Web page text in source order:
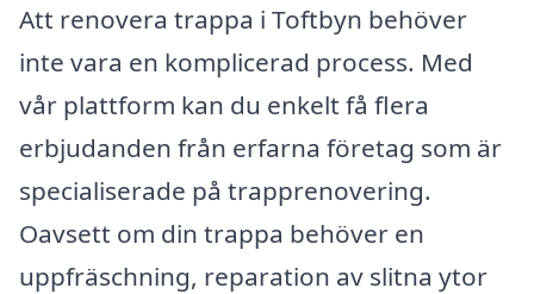
Att renovera trappa i Toftbyn behöver
inte vara en komplicerad process. Med
vår plattform kan du enkelt få flera
erbjudanden från erfarna företag som är
specialiserade på trapprenovering.
Oavsett om din trappa behöver en
uppfräschning, reparation av slitna ytor